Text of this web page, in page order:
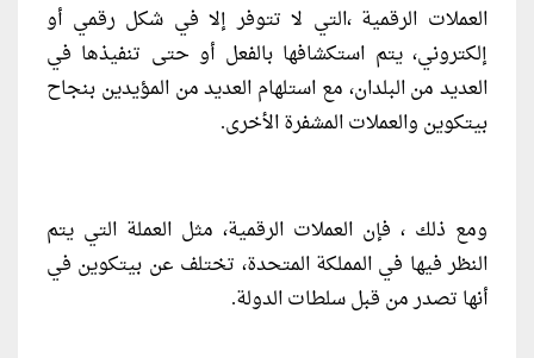
العملات الرقمية ،التي لا تتوفر إلا في شكل رقمي أو
إلكتروني، يتم استكشافها بالفعل أو حتى تنفيذها في
العديد من البلدان، مع استلهام العديد من المؤيدين بنجاح
بيتكوين والعملات المشفرة الأخرى.
ومع ذلك ، فإن العملات الرقمية، مثل العملة التي يتم
النظر فيها في المملكة المتحدة، تختلف عن بيتكوين في
أنها تصدر من قبل سلطات الدولة.